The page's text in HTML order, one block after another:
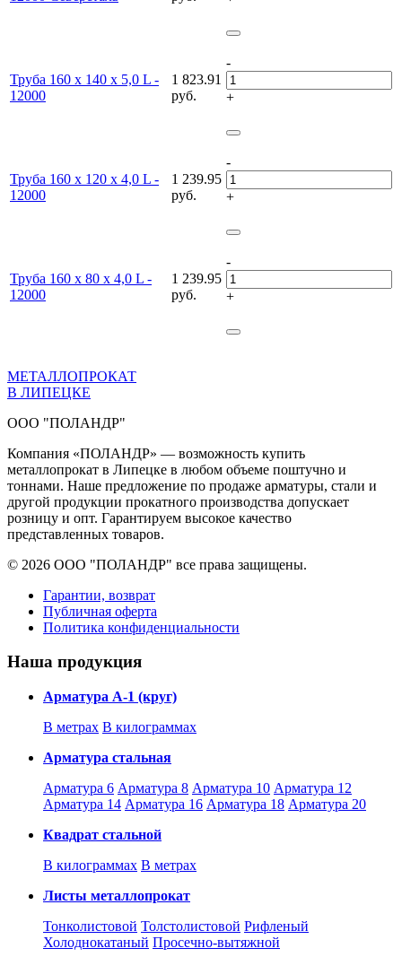
Труба 160 х 140 х 5,0 L -
12000
1 823.91
руб.
-
+
Труба 160 х 120 х 4,0 L -
12000
1 239.95
руб.
-
+
Труба 160 х 80 х 4,0 L -
12000
1 239.95
руб.
-
+
МЕТАЛЛОПРОКАТ
В ЛИПЕЦКЕ
ООО "ПОЛАНДР"
Компания «ПОЛАНДР» — возможность купить
металлопрокат в Липецке в любом объеме поштучно и
тоннами. Наше предложение по продаже арматуры, стали и
другой продукции прокатного производства допускает
розницу и опт. Гарантируем высокое качество
представленных товаров.
© 2026 ООО "ПОЛАНДР" все права защищены.
Гарантии, возврат
Публичная оферта
Политика конфиденциальности
Наша продукция
Арматура А-1 (круг)
В метрах В килограммах
Арматура стальная
Арматура 6 Арматура 8 Арматура 10 Арматура 12
Арматура 14 Арматура 16 Арматура 18 Арматура 20
Квадрат стальной
В килограммах В метрах
Листы металлопрокат
Тонколистовой Толстолистовой Рифленый
Холоднокатаный Проcечно-вытяжной